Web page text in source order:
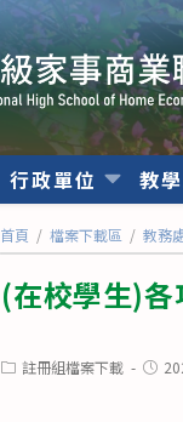
行政單位 教
首頁 / 檔案下載區 / 教務
(在校學生)
Post註冊組檔案下載
Post